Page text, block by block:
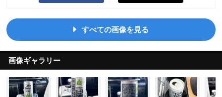
すべての画像を見る
画像ギャラリー